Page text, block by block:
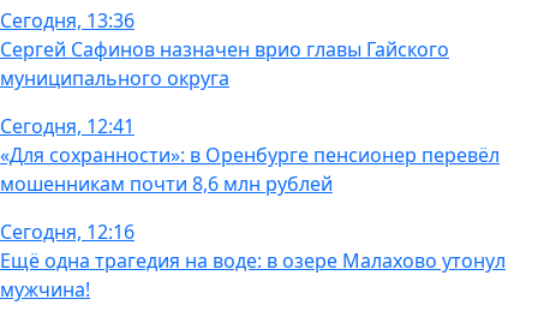
Сегодня, 13:36
Сергей Сафинов назначен врио главы Гайского
муниципального округа
Сегодня, 12:41
«Для сохранности»: в Оренбурге пенсионер перевёл
мошенникам почти 8,6 млн рублей
Сегодня, 12:16
Ещё одна трагедия на воде: в озере Малахово утонул
мужчина!